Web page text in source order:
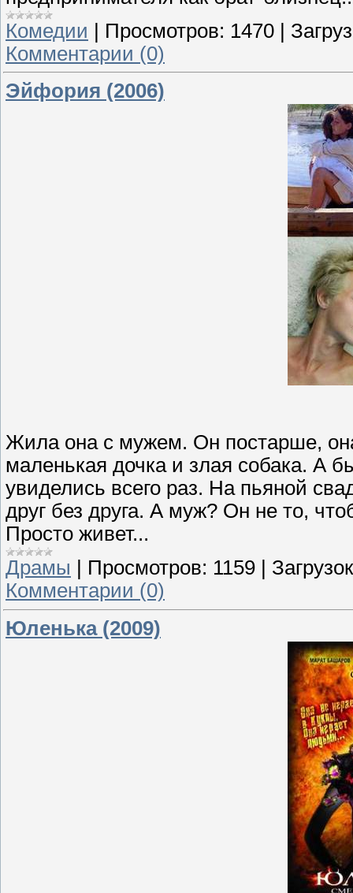
Комедии | Просмотров: 1470 |
Комментарии (0)
Эйфория (2006)
Жила она с мужем. Он постарше,
маленькая дочка и злая собака. А
увиделись всего раз. На пьяной
друг без друга. А муж? Он не то,
Просто живет...
Драмы
Просмотров: 1159
Комментарии (0)
Юленька (2009)